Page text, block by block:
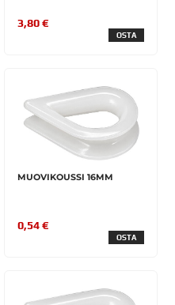
3,80 €
OSTA
MUOVIKOUSSI 16MM
0,54 €
OSTA